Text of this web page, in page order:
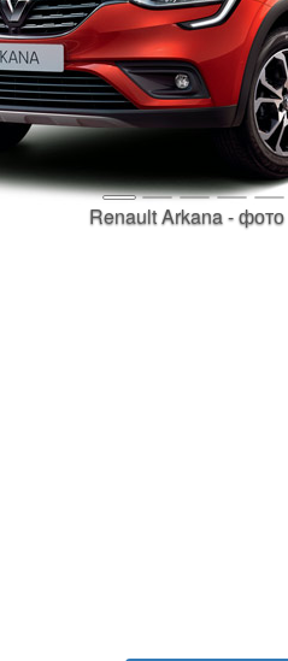
Renault Arkana -